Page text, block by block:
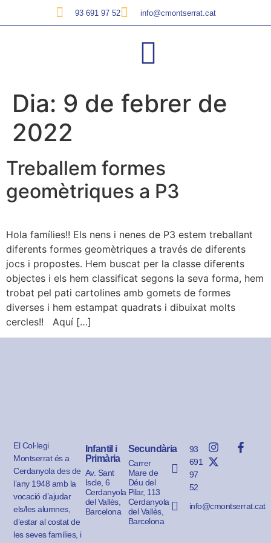
93 691 97 52 info@cmontserrat.cat
Dia: 9 de febrer de
2022
Treballem formes
geomètriques a P3
Hola famílies!! Els nens i nenes de P3 estem treballant
diferents formes geomètriques a través de diferents
jocs i propostes. Hem buscat per la classe diferents
objectes i els hem classificat segons la seva forma, hem
trobat pel pati cartolines amb gomets de formes
diverses i hem estampat quadrats i dibuixat molts
cercles!! Aquí […]
El Col·legi
Montserrat és a
Cerdanyola des de
l’any 1948 amb la
vocació d’ajudar
els/les alumnes,
d’estar al costat de
les seves famílies, i
Infantil i
Primària
Av. Sant
Iscle, 6
Cerdanyola
del Vallès,
Barcelona
Secundària
Carrer
Mare de
Déu del
Pilar, 113
Cerdanyola
del Vallès,
Barcelona
93
691
97
52
info@cmontserrat.cat